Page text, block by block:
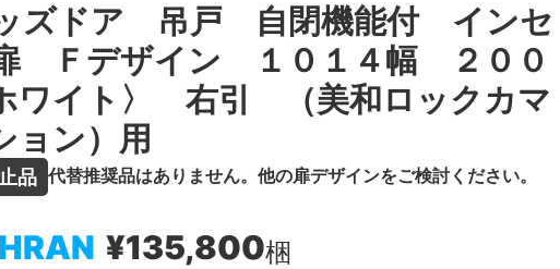
ズドア 吊戸 自閉機能付 インセ
Ｆデザイン １０１４幅 ２００
ワイト〉 右引 （美和ロックカマ
ン）用
品 代替推奨品はありません。他の扉デザインをご検討ください。
¥135,800梱